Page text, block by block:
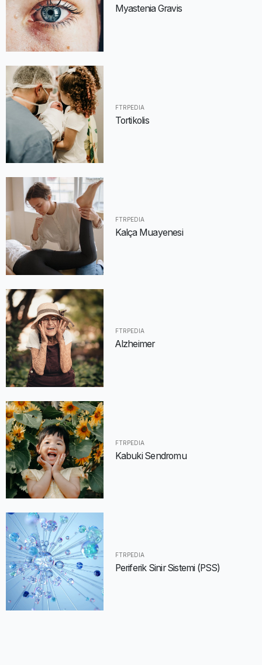
Myastenia Gravis
FTRPEDIA
Tortikolis
FTRPEDIA
Kalça Muayenesi
FTRPEDIA
Alzheimer
FTRPEDIA
Kabuki Sendromu
FTRPEDIA
Periferik Sinir Sistemi (PSS)